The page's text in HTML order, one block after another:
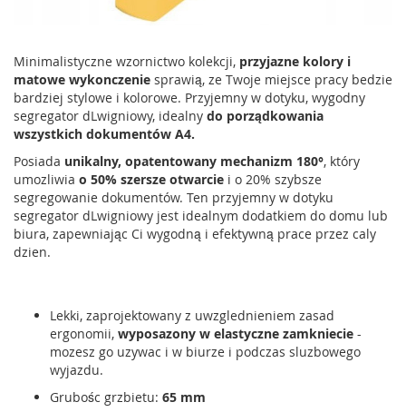
Minimalistyczne wzornictwo kolekcji, przyjazne kolory i
matowe wykonczenie sprawią, ze Twoje miejsce pracy bedzie
bardziej stylowe i kolorowe. Przyjemny w dotyku, wygodny
segregator dLwigniowy, idealny do porządkowania
wszystkich dokumentów A4.
Posiada unikalny, opatentowany mechanizm 180°, który
umozliwia o 50% szersze otwarcie i o 20% szybsze
segregowanie dokumentów. Ten przyjemny w dotyku
segregator dLwigniowy jest idealnym dodatkiem do domu lub
biura, zapewniając Ci wygodną i efektywną prace przez caly
dzien.
Lekki, zaprojektowany z uwzglednieniem zasad
ergonomii, wyposazony w elastyczne zamkniecie -
mozesz go uzywac i w biurze i podczas sluzbowego
wyjazdu.
Grubośc grzbietu: 65 mm